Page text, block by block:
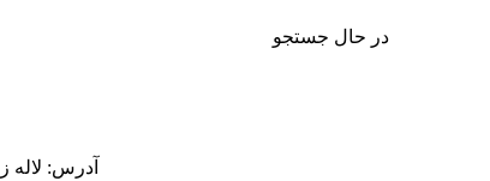
در حال جستجو
آدرس: لاله